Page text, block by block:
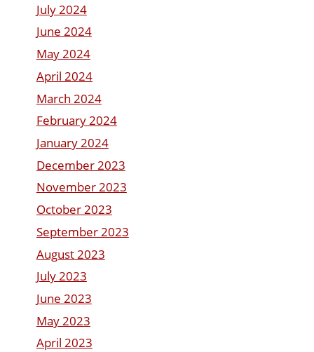
July 2024
June 2024
May 2024
April 2024
March 2024
February 2024
January 2024
December 2023
November 2023
October 2023
September 2023
August 2023
July 2023
June 2023
May 2023
April 2023